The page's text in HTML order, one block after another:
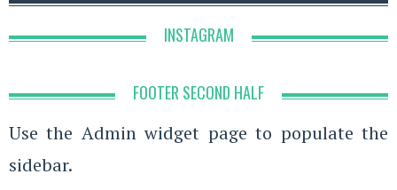
INSTAGRAM
FOOTER SECOND HALF
Use the Admin widget page to populate the
sidebar.